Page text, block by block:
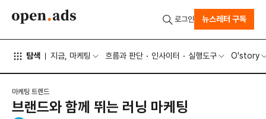
탐색 지금, 마케팅 흐름과 판단 인사이터 실행도구 O'story
로그인 뉴스레터 구독
마케팅 트렌드
브랜드와 함께 뛰는 러닝 마케팅